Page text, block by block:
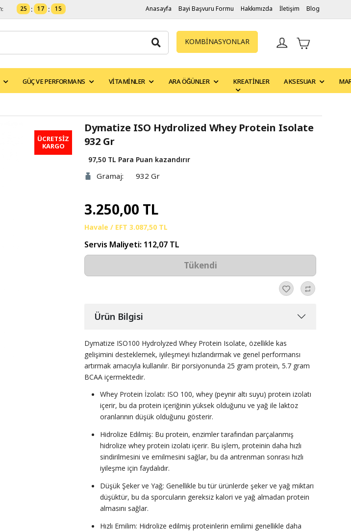
25 : 17 : 14 Anasayfa Bayi Başvuru Formu Hakkımızda İletişim Blog
KOMBİNASYONLAR
GÜÇ VE PERFORMANS VITAMINLER ARA ÖĞÜNLER KREATINLER AKSESUAR
ÜCRETSİZ
KARGO
Dymatize ISO Hydrolized Whey Protein Isolate
932 Gr
97,50 TL Para Puan kazandırır
Gramaj: 932 Gr
3.250,00 TL
Havale / EFT3.087,50 TL
Servis Maliyeti: 112,07 TL
Tükendi
Ürün Bilgisi
Dymatize ISO100 Hydrolyzed Whey Protein Isolate, özellikle kas
gelişimini desteklemek, iyileşmeyi hızlandırmak ve genel performansı
artırmak amacıyla kullanılır. Bir porsiyonunda 25 gram protein, 5.7 gram
BCAA içermektedir.
Whey Protein İzolatı: ISO 100, whey (peynir altı suyu) protein izolatı
içerir, bu da protein içeriğinin yüksek olduğunu ve yağ ile laktoz
oranlarının düşük olduğunu gösterir.
Hidrolize Edilmiş: Bu protein, enzimler tarafından parçalanmış
hidrolize whey protein izolatı içerir. Bu işlem, proteinin daha hızlı
sindirilmesini ve emilmesini sağlar, bu da antrenman sonrası hızlı
iyileşme için faydalıdır.
Düşük Şeker ve Yağ: Genellikle bu tür ürünlerde şeker ve yağ miktarı
düşüktür, bu da sporcuların gereksiz kalori ve yağ almadan protein
almasını sağlar.
Hızlı Emilim: Hidrolize edilmiş proteinlerin emilimi genellikle daha